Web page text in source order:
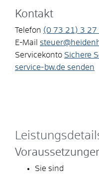
Kontakt
Telefon (0 73 21) 3 27
E-Mail
Servicekonto Sichere
service-bw.de senden
Sie sind